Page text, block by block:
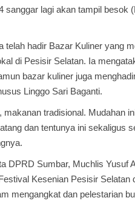
sanggar lagi akan tampil besok
telah hadir Bazar Kuliner yang
di Pesisir Selatan. Ia
bazar kuliner juga
Linggo Sari Baganti.
makanan tradisional. Mudahan
dan tentunya ini sekaligus
DPRD Sumbar, Muchlis Yusuf
Kesenian Pesisir Selatan
mengangkat dan pelestarian